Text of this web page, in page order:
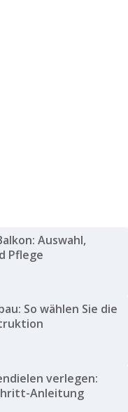
Auswahl,
Pflege
So wählen Sie die
verlegen:
Anleitung